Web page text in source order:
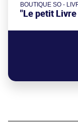
BOUTIQUE SO -
"Le petit